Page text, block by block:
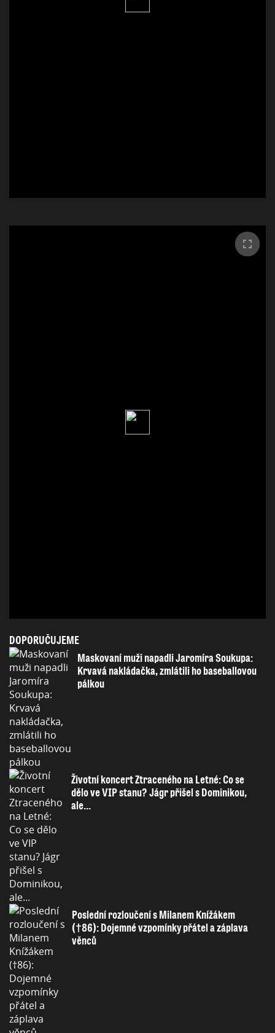
DOPORUČUJEME
Maskovaní muži napadli Jaromíra Soukupa:
Krvavá nakládačka, zmlátili ho baseballovou
pálkou
Životní koncert Ztraceného na Letné: Co se
dělo ve VIP stanu? Jágr přišel s Dominikou,
ale...
Poslední rozloučení s Milanem Knížákem
(†86): Dojemné vzpomínky přátel a záplava
věnců